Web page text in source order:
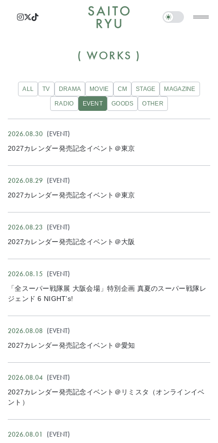
WORKS
ALL TV DRAMA MOVIE CM STAGE MAGAZINE
RADIO EVENT GOODS OTHER
2026.08.30 EVENT
2027カレンダー発売記念イベント＠東京
2026.08.29 EVENT
2027カレンダー発売記念イベント＠東京
2026.08.23 EVENT
2027カレンダー発売記念イベント＠大阪
2026.08.15 EVENT
「全スーパー戦隊展 大阪会場」特別企画 真夏のスーパー戦隊レ
ジェンド 6 NIGHT’s!
2026.08.08 EVENT
2027カレンダー発売記念イベント＠愛知
2026.08.04 EVENT
2027カレンダー発売記念イベント＠リミスタ（オンラインイベ
ント）
2026.08.01 EVENT